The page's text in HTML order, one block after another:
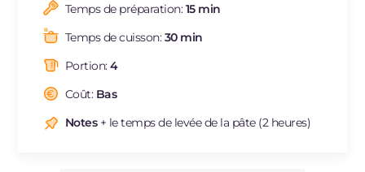
BR
NL
Temps de préparation:15 min
Temps de cuisson:30 min
Portion:4
Coût: Bas
Notes+ le temps de levée de la pâte (2 heures)